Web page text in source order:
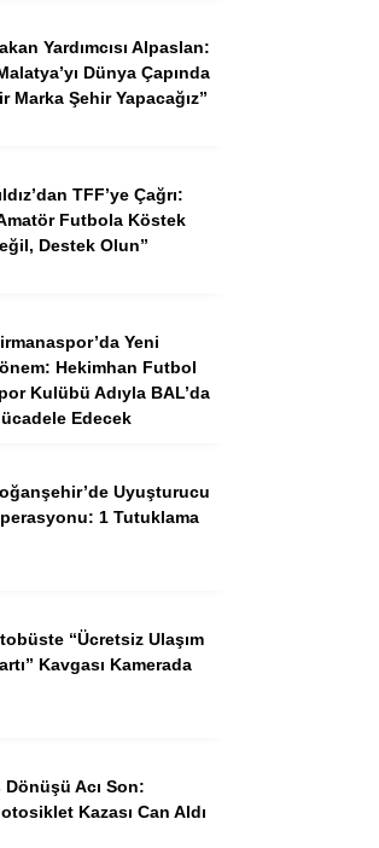
Youtube
Yardımcısı Alpaslan:
Dünya Çapında
Marka Şehir Yapacağız”
TFF’ye Çağrı:
Futbola Köstek
Destek Olun”
Yeni
Hekimhan Futbol
Kulübü Adıyla BAL’da
Edecek
Uyuşturucu
1 Tutuklama
“Ücretsiz Ulaşım
Kavgası Kamerada
Dönüşü Acı Son:
Kazası Can Aldı